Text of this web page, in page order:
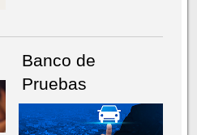
Banco de
Pruebas